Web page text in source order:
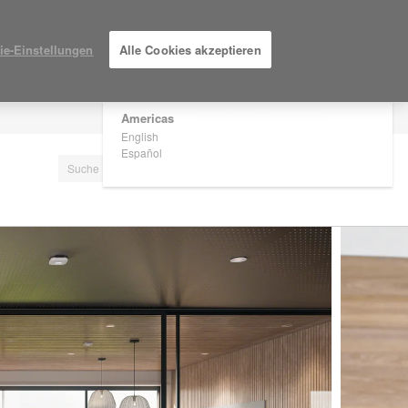
Are you in United States?
Americas
English
Español
Einstellungen Alle Cookies akzeptieren